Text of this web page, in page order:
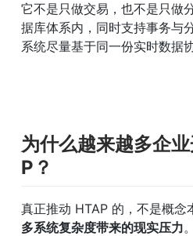
它不是只做交易，也不是只做
据库体系内，同时支持事务与
系统尽量基于同一份实时数据
为什么越来越多企
P？
真正推动 HTAP 的，不是概念
多系统复杂度带来的现实压力。